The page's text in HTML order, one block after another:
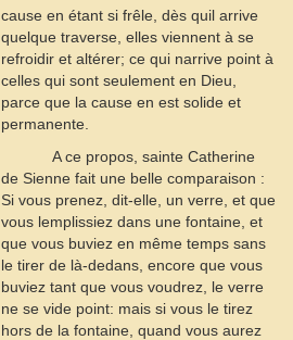
cause en étant si frêle, dès quil arrive
quelque traverse, elles viennent à se
refroidir et altérer; ce qui narrive point à
celles qui sont seulement en Dieu,
parce que la cause en est solide et
permanente.
A ce propos, sainte Catherine
de Sienne fait une belle comparaison :
Si vous prenez, dit-elle, un verre, et que
vous lemplissiez dans une fontaine, et
que vous buviez en même temps sans
le tirer de là-dedans, encore que vous
buviez tant que vous voudrez, le verre
ne se vide point: mais si vous le tirez
hors de la fontaine, quand vous aurez